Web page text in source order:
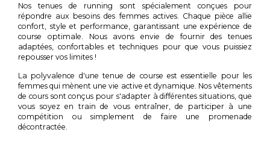
Nos tenues de running sont spécialement conçues pour
répondre aux besoins des femmes actives. Chaque pièce allie
confort, style et performance, garantissant une expérience de
course optimale. Nous avons envie de fournir des tenues
adaptées, confortables et techniques pour que vous puissiez
repousser vos limites !
La polyvalence d'une tenue de course est essentielle pour les
femmes qui mènent une vie active et dynamique. Nos vêtements
de cours sont conçus pour s'adapter à différentes situations, que
vous soyez en train de vous entraîner, de participer à une
compétition ou simplement de faire une promenade
décontractée.